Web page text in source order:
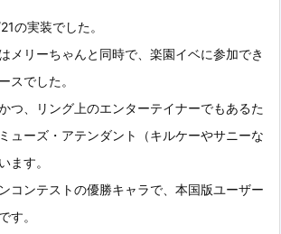
の実装でした。
メリーちゃんと同時で、楽園イベに参加でき
スでした。
つ、
リング上のエンターテイナーでもあるた
ューズ・アテンダント（キルケーやサニーな
ます。
コンテストの優勝キャラで、本国版ユーザー
す。